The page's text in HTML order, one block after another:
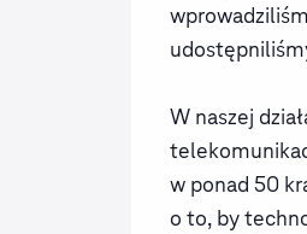
W naszej
w ponad 50
o to, by